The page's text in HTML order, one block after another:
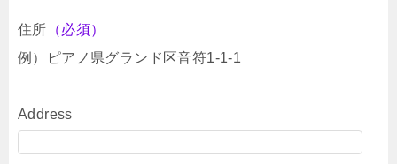
住所 （必須）
例）ピアノ県グランド区音符1-1-1
Address